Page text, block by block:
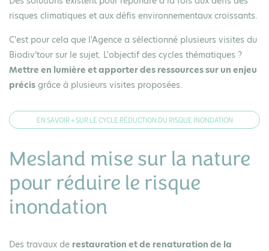
risques climatiques et aux défis environnementaux croissants.
C'est pour cela que l'Agence a sélectionné plusieurs visites du
Biodiv'tour sur le sujet. L'objectif des cycles thématiques ?
Mettre en lumière et apporter des ressources sur un enjeu
précis grâce à plusieurs visites proposées.
EN SAVOIR + SUR LE CYCLE RÉDUCTION DU RISQUE INONDATION
Mesland mise sur la nature
pour réduire le risque
inondation
Des travaux de restauration et de renaturation de la